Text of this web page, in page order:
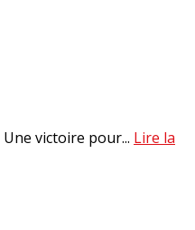
victoire pour... Lire la